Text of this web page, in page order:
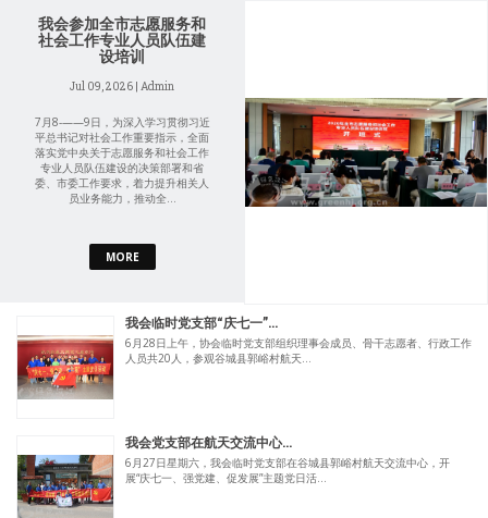
我会参加全市志愿服务和
社会工作专业人员队伍建
设培训
Jul 09, 2026 | Admin
7月8-——9日，为深入学习贯彻习近
平总书记对社会工作重要指示，全面
落实党中央关于志愿服务和社会工作
专业人员队伍建设的决策部署和省
委、市委工作要求，着力提升相关人
员业务能力，推动全...
MORE
我会临时党支部“庆七一”...
6月28日上午，协会临时党支部组织理事会成员、骨干志愿者、行政工作
人员共20人，参观谷城县郭峪村航天...
我会党支部在航天交流中心...
6月27日星期六，我会临时党支部在谷城县郭峪村航天交流中心，开
展“庆七一、强党建、促发展”主题党日活...